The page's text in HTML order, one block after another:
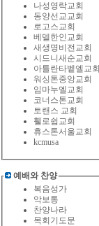
나성영락교회
동양선교교회
로고스교회
베델한인교회
새생명비전교회
시드니새순교회
아틀란타벹엘교회
워싱톤중앙교회
임마누엘교회
코너스톤교회
토랜스 교회
휄로쉽교회
휴스톤서울교회
kcmusa
예배와 찬양
복음성가
악보통
찬양나라
목회기도문